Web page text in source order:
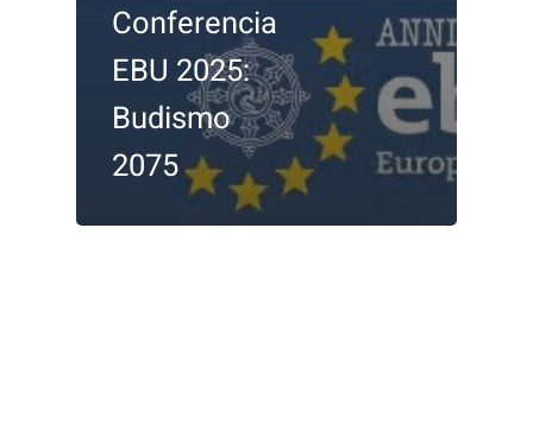
Conferencia
EBU 2025:
Budismo
2075